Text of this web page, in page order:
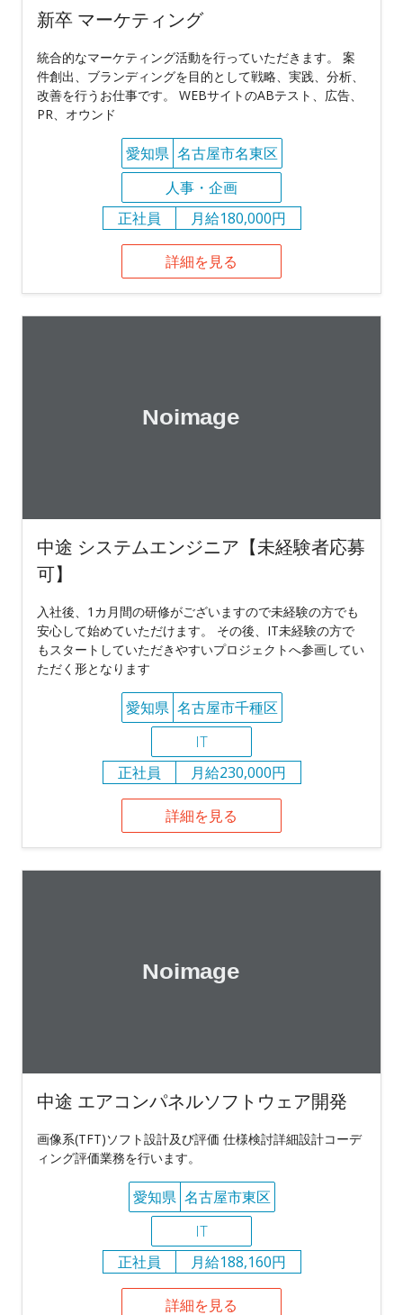
新卒 マーケティング
統合的なマーケティング活動を行っていただきます。 案
件創出、ブランディングを目的として戦略、実践、分析、
改善を行うお仕事です。 WEBサイトのABテスト、広告、
PR、オウンド
愛知県 名古屋市名東区
人事・企画
正社員
月給180,000円
詳細を見る
中途 システムエンジニア【未経験者応募
可】
入社後、1カ月間の研修がございますので未経験の方でも
安心して始めていただけます。 その後、IT未経験の方で
もスタートしていただきやすいプロジェクトへ参画してい
ただく形となります
愛知県 名古屋市千種区
IT
正社員
月給230,000円
詳細を見る
中途 エアコンパネルソフトウェア開発
画像系(TFT)ソフト設計及び評価 仕様検討詳細設計コーデ
ィング評価業務を行います。
愛知県 名古屋市東区
IT
正社員
月給188,160円
詳細を見る